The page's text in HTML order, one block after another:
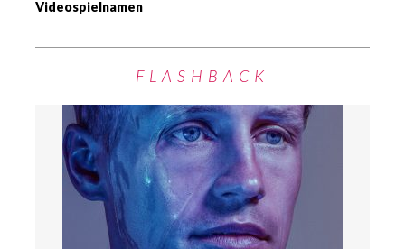
Videospielnamen
FLASHBACK